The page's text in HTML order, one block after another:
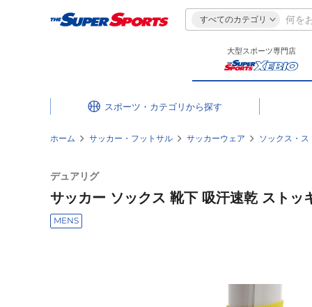
すべてのカテゴリ
大型スポーツ専門店
スポーツ・カテゴリ
ホーム サッカー・フットサル サッカーウェア ソックス・ス
デュアリグ
サッカー ソックス 靴下 吸汗速乾 スト
MENS